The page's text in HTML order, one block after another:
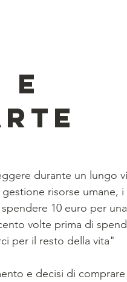
e
durante un lungo
risorse umane,
10 euro per
volte prima di
per il resto della vita"
e decisi di